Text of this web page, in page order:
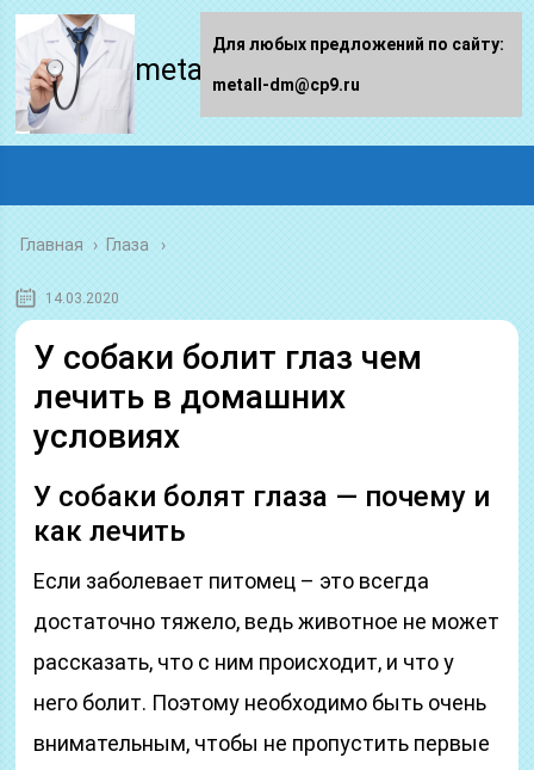
metall-dm.ru
Главная › Глаза
14.03.2020
У собаки болит глаз чем
лечить в домашних
условиях
У собаки болят глаза — почему и
как лечить
Если заболевает питомец – это всегда
достаточно тяжело, ведь животное не может
рассказать, что с ним происходит, и что у
него болит. Поэтому необходимо быть очень
внимательным, чтобы не пропустить первые
Для любых предложений по сайту:
metall-dm@cp9.ru